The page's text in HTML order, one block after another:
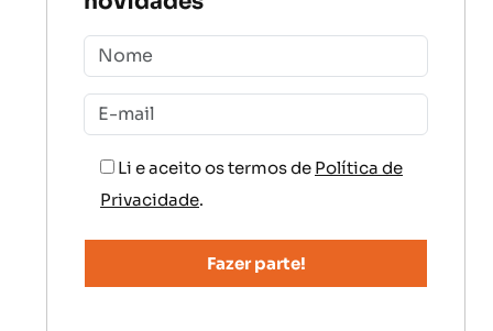
Li e aceito os termos de Política de
Privacidade.